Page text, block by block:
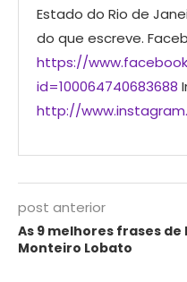
Estado do Rio de
do que escreve.
https://
id=100064740683688
http://
post anterior
As 9 melhores frases de
Monteiro Lobato